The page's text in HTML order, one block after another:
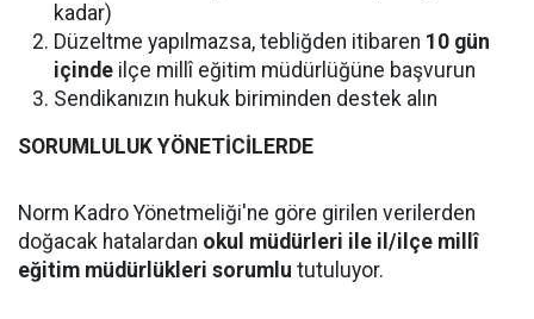
kadar)
Düzeltme yapılmazsa, tebliğden itibaren 10 gün
içinde ilçe millî eğitim müdürlüğüne başvurun
Sendikanızın hukuk biriminden destek alın
SORUMLULUK YÖNETİCİLERDE
Norm Kadro Yönetmeliği'ne göre girilen verilerden
doğacak hatalardan okul müdürleri ile il/ilçe millî
eğitim müdürlükleri sorumlu tutuluyor.